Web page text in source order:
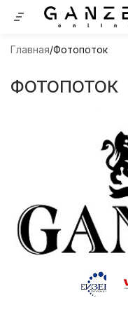
Главная Фотопоток
ФОТОПОТОК